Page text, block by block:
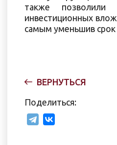
также позволили
инвестиционных
самым уменьшив срок
ВЕРНУТЬСЯ
Поделиться: